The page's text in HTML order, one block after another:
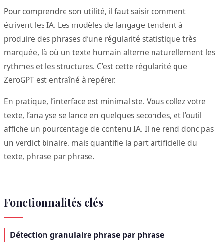
Pour comprendre son utilité, il faut saisir comment
écrivent les IA. Les modèles de langage tendent à
produire des phrases d’une régularité statistique très
marquée, là où un texte humain alterne naturellement les
rythmes et les structures. C’est cette régularité que
ZeroGPT est entraîné à repérer.
En pratique, l’interface est minimaliste. Vous collez votre
texte, l’analyse se lance en quelques secondes, et l’outil
affiche un pourcentage de contenu IA. Il ne rend donc pas
un verdict binaire, mais quantifie la part artificielle du
texte, phrase par phrase.
Fonctionnalités clés
Détection granulaire phrase par phrase